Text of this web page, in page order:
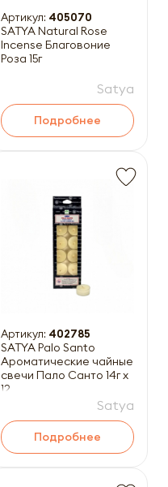
Артикул: 405070
SATYA Natural Rose
Incense Благовоние
Роза 15г
Satya
Подробнее
Артикул: 402785
SATYA Palo Santo
Ароматические чайные
свечи Пало Санто 14г x
12
Satya
Подробнее